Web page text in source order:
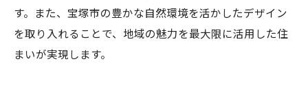
す。また、宝塚市の豊かな自然環境を活かしたデザイン
を取り入れることで、地域の魅力を最大限に活用した住
まいが実現します。